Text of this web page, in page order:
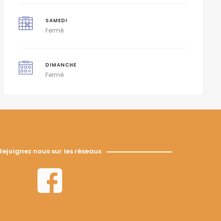
SAMEDI
Fermé
DIMANCHE
Fermé
nous sur les réseaux